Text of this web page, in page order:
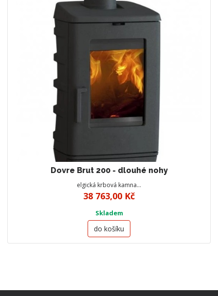
Dovre Brut 200 - dlouhé nohy
elgická krbová kamna…
38 763,00 Kč
Skladem
do košíku